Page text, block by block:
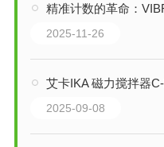
精准计数的革命：
2025-11-26
艾卡IKA 磁力搅拌器C-
2025-09-08